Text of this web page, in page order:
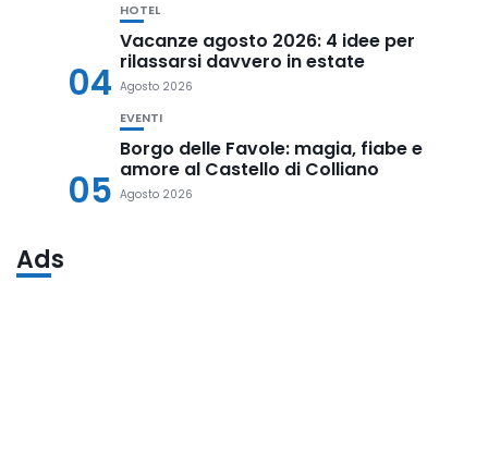
04
HOTEL
Vacanze agosto 2026: 4 idee per
rilassarsi davvero in estate
Agosto 2026
05
EVENTI
Borgo delle Favole: magia, fiabe e
amore al Castello di Colliano
Agosto 2026
Ads